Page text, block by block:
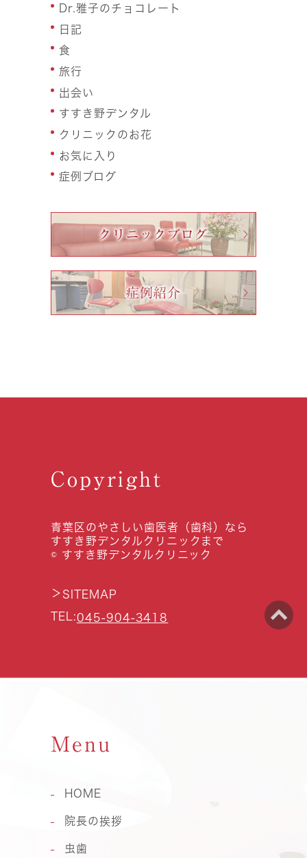
Dr.雅子のチョコレート
日記
食
旅行
出会い
すすき野デンタル
クリニックのお花
お気に入り
症例ブログ
Copyright
青葉区のやさしい歯医者（歯科）なら
すすき野デンタルクリニックまで
© すすき野デンタルクリニック
＞ SITEMAP
TEL:045-904-3418
Menu
HOME
院長の挨拶
虫歯